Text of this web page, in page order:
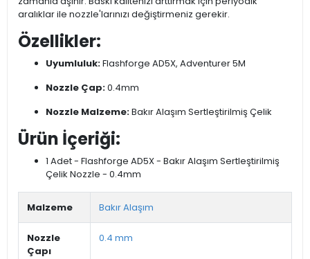
aralıklar ile nozzle'larınızı değiştirmeniz gerekir.
Özellikler:
Uyumluluk:Flashforge AD5X, Adventurer 5M
Nozzle Çap:0.4mm
Nozzle Malzeme:Bakır Alaşım Sertleştirilmiş Çelik
Ürün İçeriği:
1 Adet - Flashforge AD5X - Bakır Alaşım Sertleştirilmiş
Çelik Nozzle - 0.4mm
Malzeme Bakır Alaşım
Nozzle
Çapı
0.4 mm